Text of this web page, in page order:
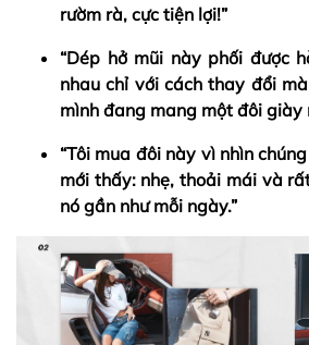
rườm rà, cực tiện lợi!”
“Dép hở mũi này phối được
nhau chỉ với cách thay đổi
mình đang mang một đôi giày
“Tôi mua đôi này vì nhìn
mới thấy: nhẹ, thoải mái và
nó gần như mỗi ngày.”